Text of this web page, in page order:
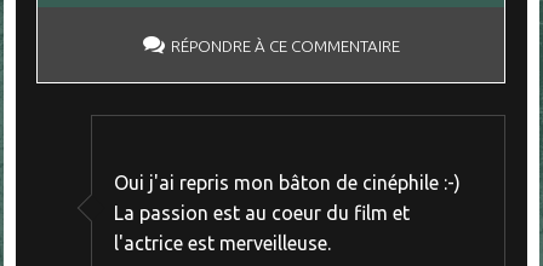
RÉPONDRE À CE COMMENTAIRE
Oui j'ai repris mon bâton de cinéphile :-)
La passion est au coeur du film et
l'actrice est merveilleuse.